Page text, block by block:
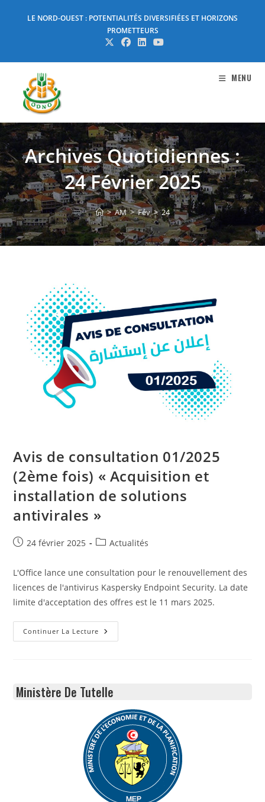
LE NORD-OUEST : POTENTIALITÉS DIVERSIFIÉES ET HORIZONS
PROMETTEURS
MENU
Archives Quotidiennes :
24 Février 2025
> AM > Fév > 24
Avis de consultation 01/2025
(2ème fois) « Acquisition et
installation de solutions
antivirales »
Publication
24 février 2025
PostActualités
L'Office lance une consultation pour le renouvellement des
licences de l'antivirus Kaspersky Endpoint Security. La date
limite d'acceptation des offres est le 11 mars 2025.
Continuer La Lecture Avis
De
Acquisition
Et
De
Solutions
Antivirales
»
Ministère De Tutelle